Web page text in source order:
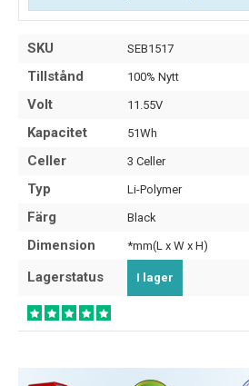
SKU SEB1517
Tillstånd 100% Nytt
Volt 11.55V
Kapacitet 51Wh
Celler 3 Celler
Typ Li-Polymer
Färg Black
Dimension *mm(L x W x H)
Lagerstatus I lager